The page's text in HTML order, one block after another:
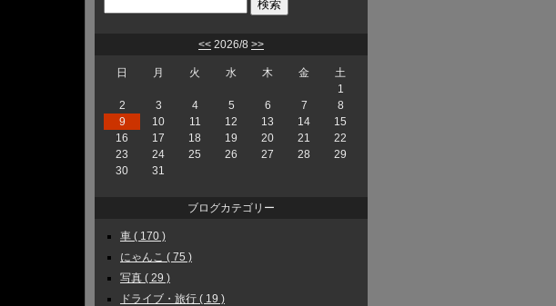
<< 2026/8 >>
日 月 火 水 木 金
土
1
2
3 4 5 6 7
8
9
10 11 12 13 14
15
16
17 18 19 20 21
22
23
24 25 26 27 28
29
30
31
ブログカテゴリー
車 ( 170 )
にゃんこ ( 75 )
写真 ( 29 )
ドライブ・旅行 ( 19 )